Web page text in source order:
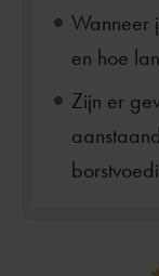
Wanneer
en hoe
Zijn er